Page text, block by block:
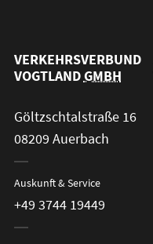
VERKEHRSVERBUND
VOGTLANDGMBH
Göltzschtalstraße 16
08209 Auerbach
Auskunft & Service
+49 3744 19449